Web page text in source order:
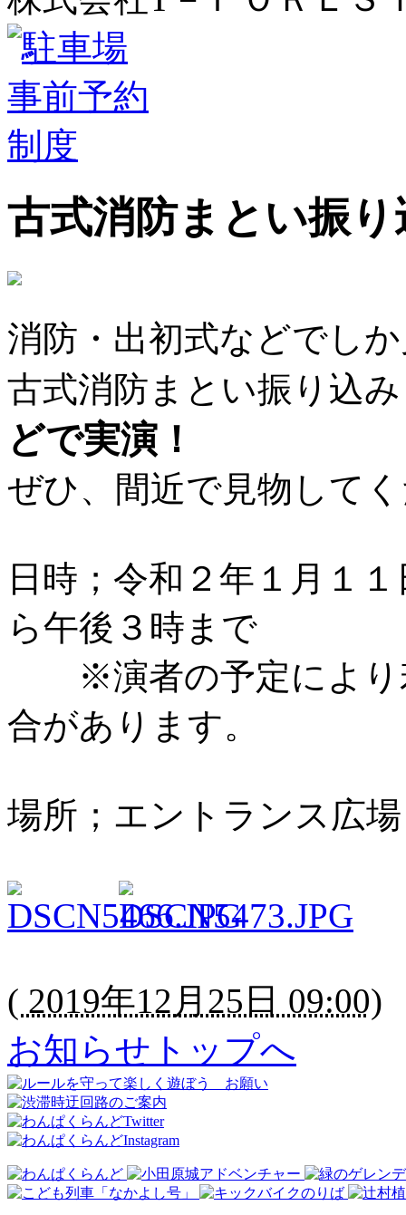
古式消防まとい振
消防・出初式などでし
古式消防まとい振り込
どで実演！
ぜひ、間近で見物して
日時；令和２年１月１
ら午後３時まで
※演者の予定により
合があります。
場所；エントランス広
( 2019年12月25日 09:00)
お知らせトップへ